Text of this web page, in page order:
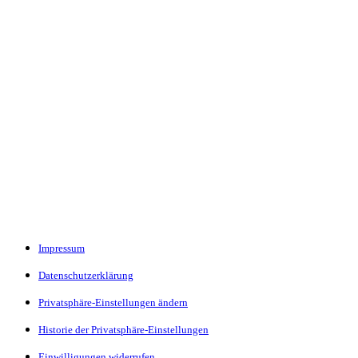
Impressum
Datenschutzerklärung
Privatsphäre-Einstellungen ändern
Historie der Privatsphäre-Einstellungen